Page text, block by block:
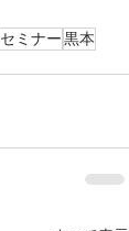
セミナー黒本